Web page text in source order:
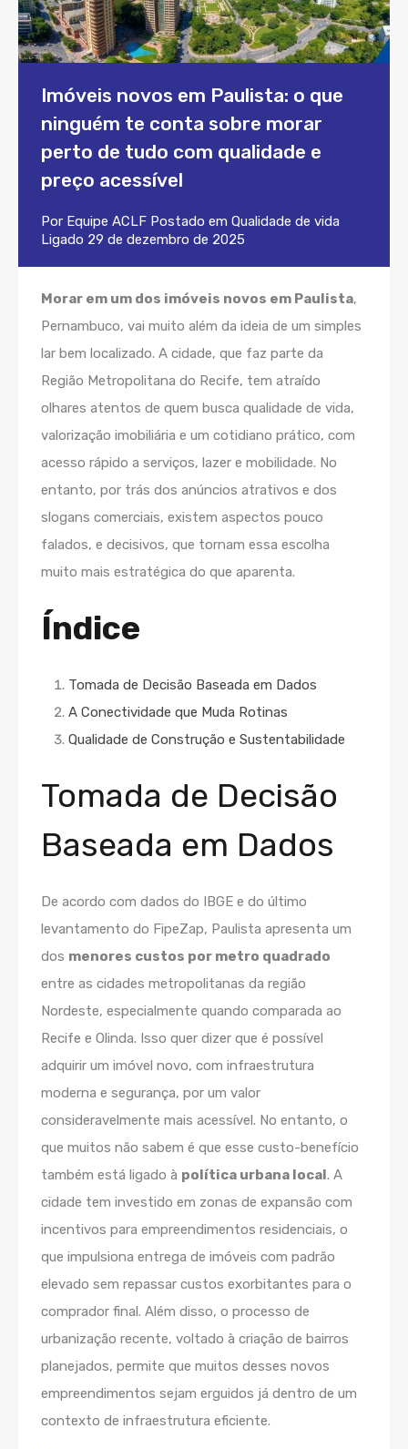
Imóveis novos em Paulista: o que
ninguém te conta sobre morar
perto de tudo com qualidade e
preço acessível
Por Equipe ACLF Postado em Qualidade de vida
Ligado 29 de dezembro de 2025
Morar em um dos imóveis novos em Paulista,
Pernambuco, vai muito além da ideia de um simples
lar bem localizado. A cidade, que faz parte da
Região Metropolitana do Recife, tem atraído
olhares atentos de quem busca qualidade de vida,
valorização imobiliária e um cotidiano prático, com
acesso rápido a serviços, lazer e mobilidade. No
entanto, por trás dos anúncios atrativos e dos
slogans comerciais, existem aspectos pouco
falados, e decisivos, que tornam essa escolha
muito mais estratégica do que aparenta.
Índice
Tomada de Decisão Baseada em Dados
A Conectividade que Muda Rotinas
Qualidade de Construção e Sustentabilidade
Tomada de Decisão
Baseada em Dados
De acordo com dados do IBGE e do último
levantamento do FipeZap, Paulista apresenta um
dos menores custos por metro quadrado
entre as cidades metropolitanas da região
Nordeste, especialmente quando comparada ao
Recife e Olinda. Isso quer dizer que é possível
adquirir um imóvel novo, com infraestrutura
moderna e segurança, por um valor
consideravelmente mais acessível. No entanto, o
que muitos não sabem é que esse custo-benefício
também está ligado à política urbana local. A
cidade tem investido em zonas de expansão com
incentivos para empreendimentos residenciais, o
que impulsiona entrega de imóveis com padrão
elevado sem repassar custos exorbitantes para o
comprador final. Além disso, o processo de
urbanização recente, voltado à criação de bairros
planejados, permite que muitos desses novos
empreendimentos sejam erguidos já dentro de um
contexto de infraestrutura eficiente.